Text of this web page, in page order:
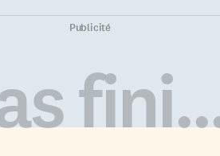
Publicité